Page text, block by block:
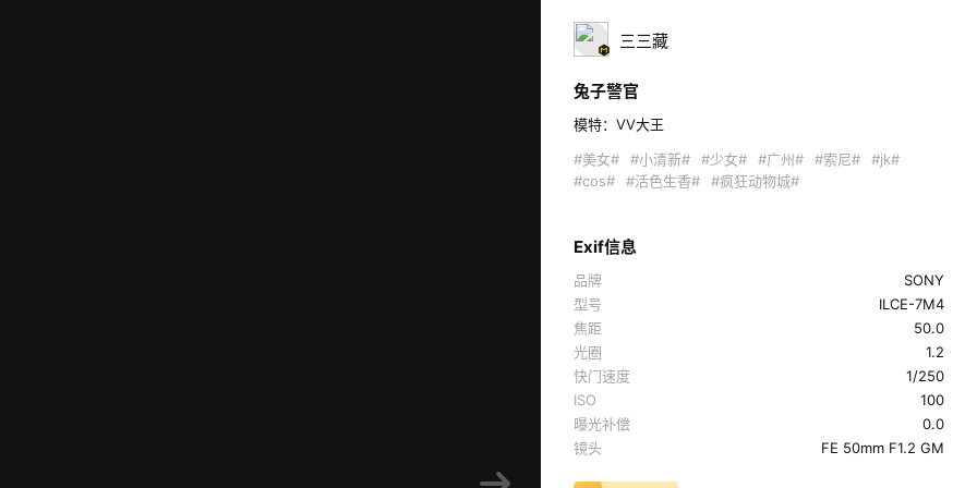
三三藏
兔子警官
模特：VV大王
#美女#
#小清新# #少女# #广州# #索尼#
#jk#
#cos#
#活色生香# #疯狂动物城#
Exif信息
品牌
SONY
型号
ILCE-7M4
焦距
50.0
光圈
1.2
快门速度
1/250
ISO
100
曝光补偿
0.0
镜头
FE 50mm F1.2 GM